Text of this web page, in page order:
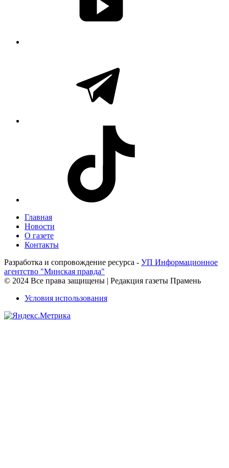
Главная
Новости
О газете
Контакты
Разработка и сопровождение ресурса - УП Информационное
агентство "Минская правда"
© 2024 Все права защищены | Редакция газеты Прамень
Условия использования